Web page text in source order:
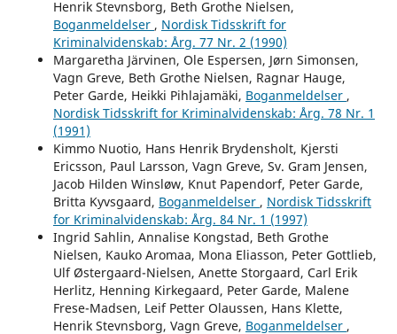
Henrik Stevnsborg, Beth Grothe Nielsen,
Boganmeldelser , Nordisk Tidsskrift for
Kriminalvidenskab: Årg. 77 Nr. 2 (1990)
Margaretha Järvinen, Ole Espersen, Jørn Simonsen,
Vagn Greve, Beth Grothe Nielsen, Ragnar Hauge,
Peter Garde, Heikki Pihlajamäki, Boganmeldelser ,
Nordisk Tidsskrift for Kriminalvidenskab: Årg. 78 Nr. 1
(1991)
Kimmo Nuotio, Hans Henrik Brydensholt, Kjersti
Ericsson, Paul Larsson, Vagn Greve, Sv. Gram Jensen,
Jacob Hilden Winsløw, Knut Papendorf, Peter Garde,
Britta Kyvsgaard, Boganmeldelser , Nordisk Tidsskrift
for Kriminalvidenskab: Årg. 84 Nr. 1 (1997)
Ingrid Sahlin, Annalise Kongstad, Beth Grothe
Nielsen, Kauko Aromaa, Mona Eliasson, Peter Gottlieb,
Ulf Østergaard-Nielsen, Anette Storgaard, Carl Erik
Herlitz, Henning Kirkegaard, Peter Garde, Malene
Frese-Madsen, Leif Petter Olaussen, Hans Klette,
Henrik Stevnsborg, Vagn Greve, Boganmeldelser ,